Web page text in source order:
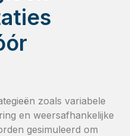
zoals variabele
en weersafhankelijke
gesimuleerd om